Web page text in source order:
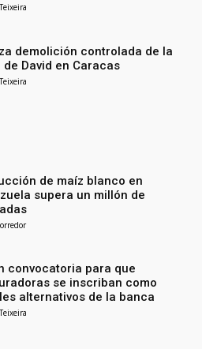
demolición controlada de la
de David en Caracas
de maíz blanco en
supera un millón de
convocatoria para que
se inscriban como
alternativos de la banca